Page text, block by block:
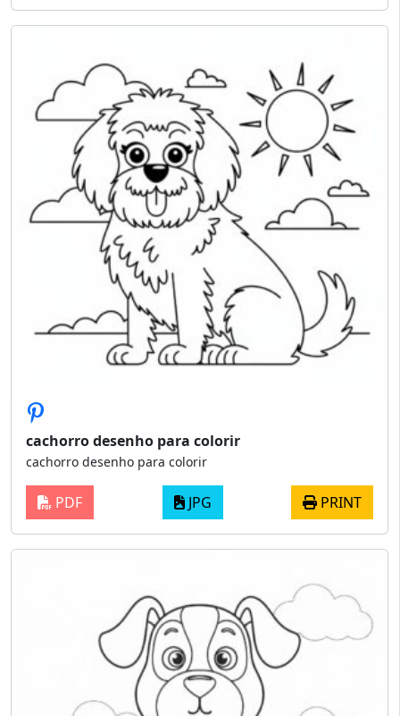
cachorro desenho para colorir
cachorro desenho para colorir
PDF JPG PRINT